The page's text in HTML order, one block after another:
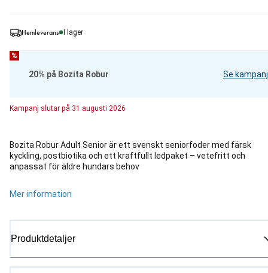
Hemleverans I lager
%
20% på Bozita Robur Se kampanj
Kampanj slutar på 31 augusti 2026
Bozita Robur Adult Senior är ett svenskt seniorfoder med färsk
kyckling, postbiotika och ett kraftfullt ledpaket – vetefritt och
anpassat för äldre hundars behov
Mer information
Produktdetaljer